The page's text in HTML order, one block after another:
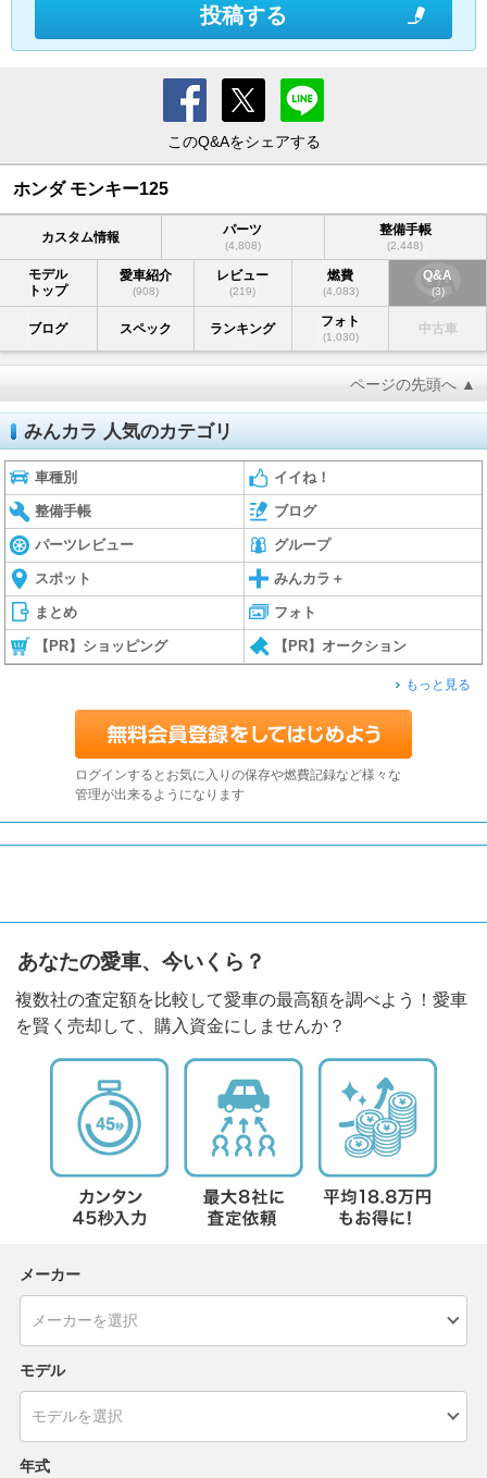
投稿する
このQ&Aをシェアする
ホンダ モンキー125
カスタム情報 パーツ
(4,808)
整備手帳
(2,448)
モデル
トップ
愛車紹介
(908)
レビュー
(219)
燃費
(4,083)
Q&A
(3)
ブログ スペック ランキング フォト
(1,030)
中古車
ページの先頭へ ▲
みんカラ 人気のカテゴリ
車種別 イイね！
整備手帳 ブログ
パーツレビュー グループ
スポット みんカラ＋
まとめ フォト
【PR】ショッピング 【PR】オークション
もっと見る
ログインするとお気に入りの保存や燃費記録など様々な
管理が出来るようになります
あなたの愛車、今いくら？
複数社の査定額を比較して愛車の最高額を調べよう！愛車
を賢く売却して、購入資金にしませんか？
メーカー
モデル
年式